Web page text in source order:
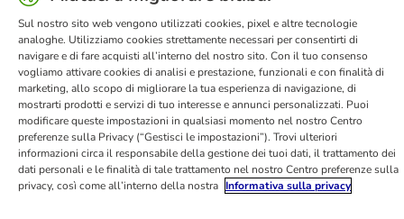
Newsletter
Spese e tempi di consegna
Modulo tipo di recesso
Disposizioni ambientali & smaltimento
Opt-out
Programma fedeltà
Sconti & Vantaggi
Dichiarazione di accessibilità
bitiba GmbH2026
Sul nostro sito web vengono utilizzati cookies, pixel e altre tecnologie
analoghe. Utilizziamo cookies strettamente necessari per consentirti di
navigare e di fare acquisti all’interno del nostro sito. Con il tuo consenso
vogliamo attivare cookies di analisi e prestazione, funzionali e con finalità di
marketing, allo scopo di migliorare la tua esperienza di navigazione, di
mostrarti prodotti e servizi di tuo interesse e annunci personalizzati. Puoi
modificare queste impostazioni in qualsiasi momento nel nostro Centro
preferenze sulla Privacy (“Gestisci le impostazioni”). Trovi ulteriori
informazioni circa il responsabile della gestione dei tuoi dati, il trattamento dei
dati personali e le finalità di tale trattamento nel nostro Centro preferenze sulla
privacy, così come all’interno della nostra Informativa sulla privacy